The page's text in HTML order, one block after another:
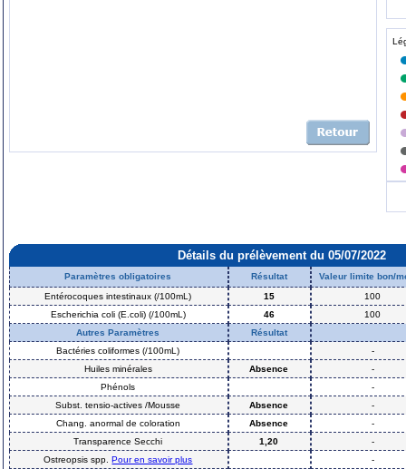
Détails du prélèvement du 05/07/2022
Paramètres obligatoires Résultat
Valeur limite bon/
Entérocoques intestinaux (/100mL)
15
100
Escherichia coli (E.coli) (/100mL)
46
100
Autres Paramètres
Résultat
Bactéries coliformes (/100mL)
-
Huiles minérales
Absence
-
Phénols
-
Subst. tensio-actives /Mousse
Absence
-
Chang. anormal de coloration
Absence
-
Transparence Secchi
1,20
-
Ostreopsis spp.Pour en savoir plus
-